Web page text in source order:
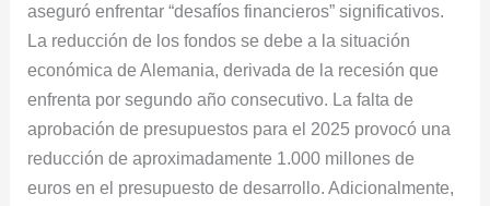
aseguró enfrentar “desafíos financieros” significativos.
La reducción de los fondos se debe a la situación
económica de Alemania, derivada de la recesión que
enfrenta por segundo año consecutivo. La falta de
aprobación de presupuestos para el 2025 provocó una
reducción de aproximadamente 1.000 millones de
euros en el presupuesto de desarrollo. Adicionalmente,